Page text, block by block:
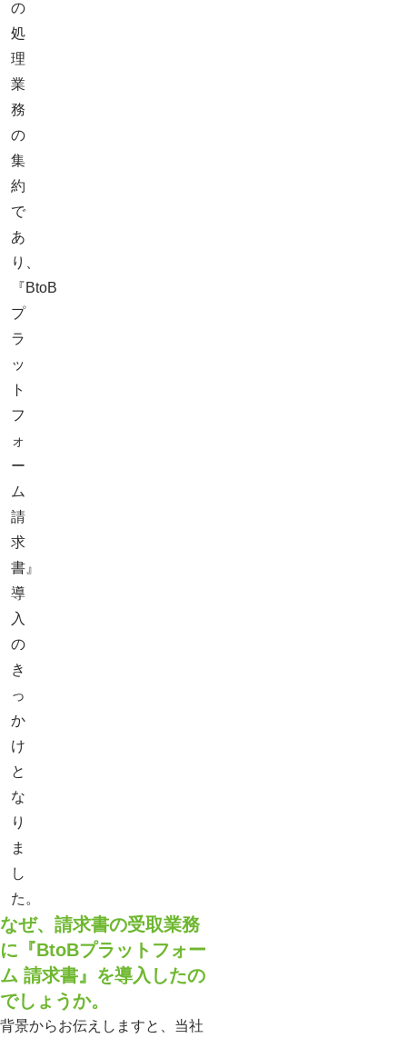
の
処
理
業
務
の
集
約
で
あ
り、
『BtoB
プ
ラ
ッ
ト
フ
ォ
ー
ム
請
求
書』
導
入
の
き
っ
か
け
と
な
り
ま
し
た。
なぜ、請求書の受取業務
に『BtoBプラットフォー
ム 請求書』を導入したの
でしょうか。
背景からお伝えしますと、当社